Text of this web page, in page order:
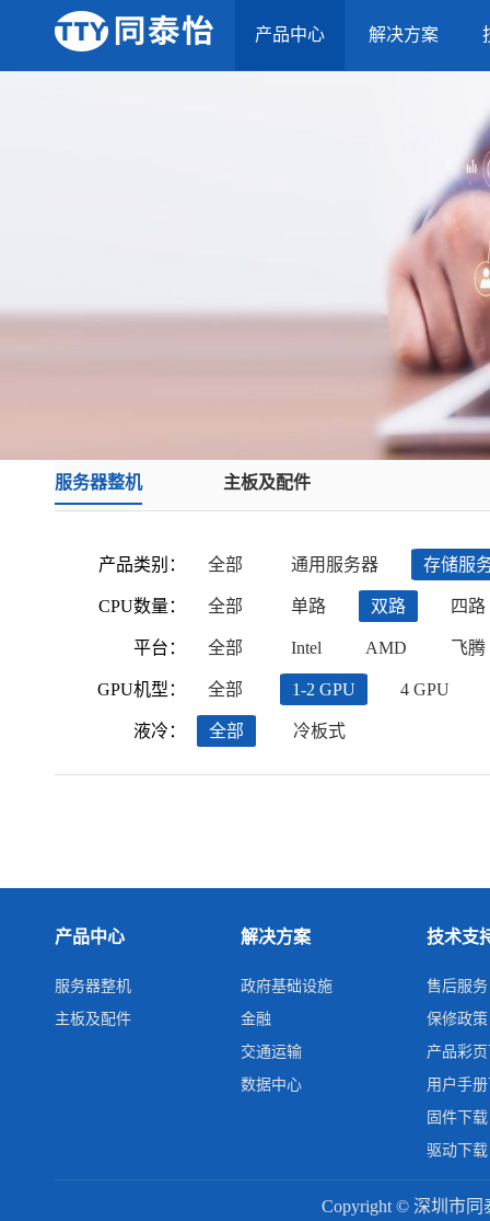
产品中心 解决方案
服务器整机 主板及配件
产品类别：
CPU数量：
平台：
GPU机型：
液冷：
全部 通用服务器 存储服
全部 单路 双路 四路
全部 Intel AMD 飞腾
全部 1-2 GPU 4 GPU
全部 冷板式
产品中心
服务器整机
主板及配件
解决方案
政府基础设施
金融
交通运输
数据中心
技术支
售后服务
保修政策
产品彩
用户手
固件下载
驱动下载
Copyright © 深圳市同